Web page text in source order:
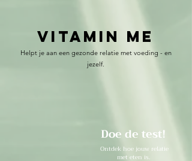
vitamin me
Helpt je aan een gezonde relatie met voeding - en
jezelf.
Doe de test!
Ontdek hoe jouw relatie
met eten is.